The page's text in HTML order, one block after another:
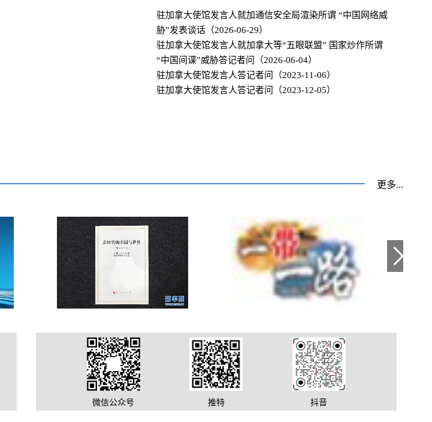
驻加拿大使馆发言人就加通信安全局渲染所谓 “中国网络威
胁”发表谈话（2026-06-29）
驻加拿大使馆发言人就加拿大等“五眼联盟” 国家炒作所谓
“中国间谍”威胁答记者问（2026-06-04）
驻加拿大使馆发言人答记者问（2023-11-06）
驻加拿大使馆发言人答记者问（2023-12-05）
更多...
微信公众号 推特 抖音